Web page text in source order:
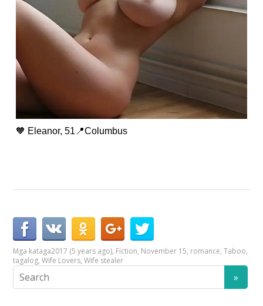
🧡 Eleanor, 51📍Columbus
Mga kataga2017 (5 years ago), Fiction, November 15, romance,Taboo,
tagalog,Wife Lovers,Wife stealer